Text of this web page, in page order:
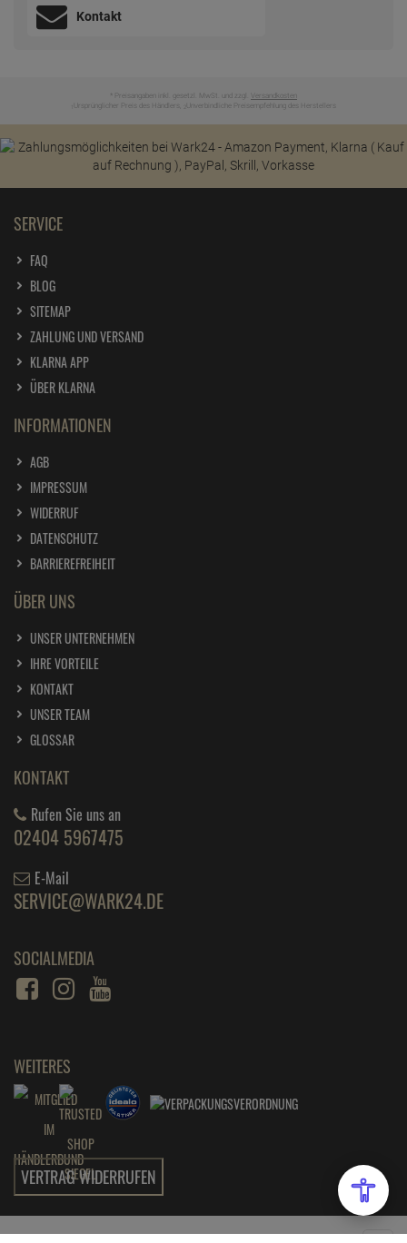
Kontakt
* Preisangaben inkl. gesetzl. MwSt. und zzgl. Versandkosten
Ursprünglicher Preis des Händlers, Unverbindliche Preisempfehlung des Herstellers
SERVICE
FAQ
BLOG
SITEMAP
ZAHLUNG UND VERSAND
KLARNA APP
ÜBER KLARNA
INFORMATIONEN
AGB
IMPRESSUM
WIDERRUF
DATENSCHUTZ
BARRIEREFREIHEIT
ÜBER UNS
UNSER UNTERNEHMEN
IHRE VORTEILE
KONTAKT
UNSER TEAM
GLOSSAR
KONTAKT
Rufen Sie uns an
02404 5967475
E-Mail
SERVICE@WARK24.DE
SOCIALMEDIA
WEITERES
VERTRAG WIDERRUFEN